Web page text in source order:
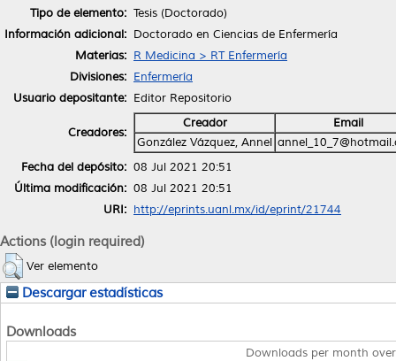
Tipo de elemento: Tesis (Doctorado)
Información adicional: Doctorado en Ciencias de Enfermería
Materias: R Medicina > RT Enfermería
Divisiones: Enfermería
Usuario depositante: Editor Repositorio
Creadores:
Creador
Email
González Vázquez, Annel
Fecha del depósito: 08 Jul 2021 20:51
Última modificación: 08 Jul 2021 20:51
URI: http://eprints.uanl.mx/id/eprint/21744
Actions (login required)
Ver elemento
Descargar estadísticas
Downloads
Downloads per month